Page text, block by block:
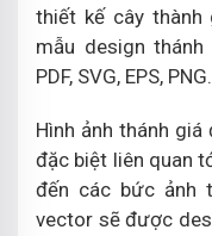
thiết kế cây
mẫu design
PDF, SVG, EPS, PNG.
Hình ảnh thánh
đặc biệt liên quan
đến các bức ảnh
vector sẽ được